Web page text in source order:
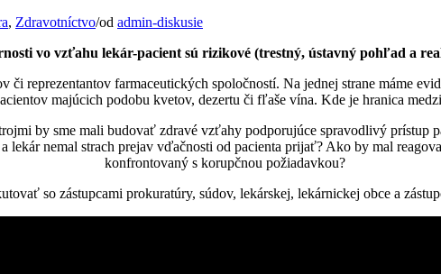
, Zdravotníctvo/od admin-diskusie
vo vzťahu lekár-pacient sú rizikové (trestný, ústavný pohľad a
reprezentantov farmaceutických spoločností. Na jednej strane máme
majúcich podobu kvetov, dezertu či fľaše vína. Kde je hranica
by sme mali budovať zdravé vzťahy podporujúce spravodlivý prístup
nemal strach prejav vďačnosti od pacienta prijať? Ako by mal
konfrontovaný s korupčnou požiadavkou?
so zástupcami prokuratúry, súdov, lekárskej, lekárnickej obce a